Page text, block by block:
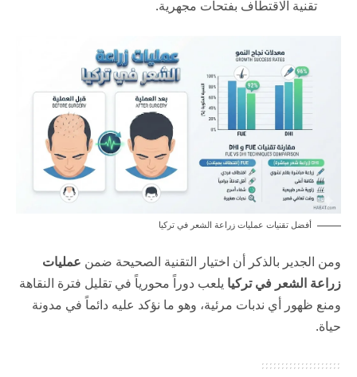
تقنية الاقتطاف بفتحات مجهرية.
أفضل تقنيات عمليات زراعة الشعر في تركيا
ومن الجدير بالذكر أن اختيار التقنية الصحيحة ضمن عمليات
زراعة الشعر في تركيا يلعب دوراً محورياً في تقليل فترة النقاهة
ومنع ظهور أي ندبات مرئية، وهو ما نؤكد عليه دائماً في مدونة
حياة.